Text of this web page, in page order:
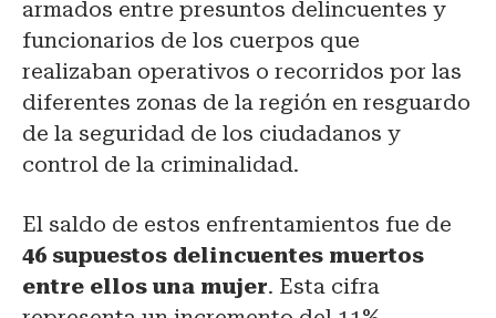
armados entre presuntos delincuentes y
funcionarios de los cuerpos que
realizaban operativos o recorridos por las
diferentes zonas de la región en resguardo
de la seguridad de los ciudadanos y
control de la criminalidad.
El saldo de estos enfrentamientos fue de
46 supuestos delincuentes muertos
entre ellos una mujer. Esta cifra